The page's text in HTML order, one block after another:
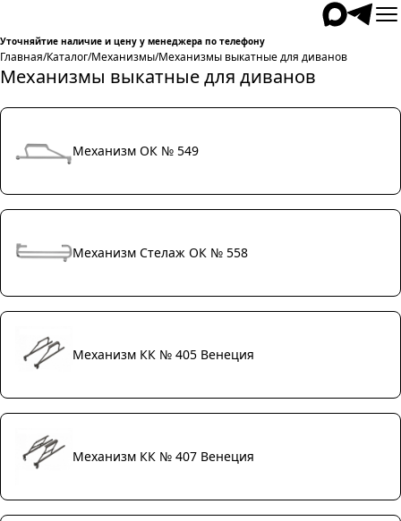
Уточняйтие наличие и цену у менеджера по телефону
Главная/Каталог/Механизмы/Механизмы выкатные для диванов
Механизмы выкатные для диванов
Механизм ОК № 549
Механизм Стелаж ОК № 558
Механизм КК № 405 Венеция
Механизм КК № 407 Венеция